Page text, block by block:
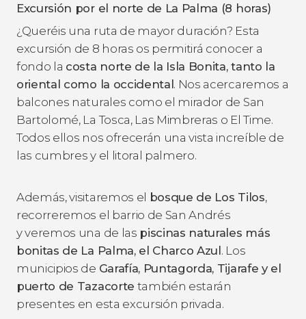
Excursión por el norte de La Palma (8 horas)
¿Queréis una ruta de mayor duración? Esta
excursión de 8 horas os permitirá conocer a
fondo la costa norte de la Isla Bonita, tanto la
oriental como la occidental. Nos acercaremos a
balcones naturales como el mirador de San
Bartolomé, La Tosca, Las Mimbreras o El Time.
Todos ellos nos ofrecerán una vista increíble de
las cumbres y el litoral palmero.
Además, visitaremos el bosque de Los Tilos,
recorreremos el barrio de San Andrés
y veremos una de las piscinas naturales más
bonitas de La Palma, el Charco Azul. Los
municipios de Garafía, Puntagorda, Tijarafe y el
puerto de Tazacorte también estarán
presentes en esta excursión privada.